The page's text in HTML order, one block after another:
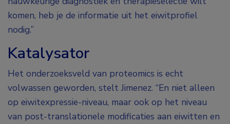
komen, heb je de informatie uit het eiwitprofiel
nodig.”
Katalysator
Het onderzoeksveld van proteomics is echt
volwassen geworden, stelt Jimenez. “En niet alleen
op eiwitexpressie-niveau, maar ook op het niveau
van post-translationele modificaties aan eiwitten en